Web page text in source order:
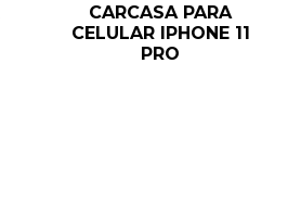
CARCASA PARA
CELULAR IPHONE 11
PRO